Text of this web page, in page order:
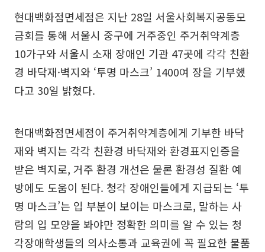
현대백화점면세점은 지난 28일 서울사회복지공동모
금회를 통해 서울시 중구에 거주중인 주거취약계층
10가구와 서울시 소재 장애인 기관 47곳에 각각 친환
경 바닥재·벽지와 ‘투명 마스크’ 1400여 장을 기부했
다고 30일 밝혔다.
현대백화점면세점이 주거취약계층에게 기부한 바닥
재와 벽지는 각각 친환경 바닥재와 환경표지인증을
받은 벽지로, 거주 환경 개선은 물론 환경성 질환 예
방에도 도움이 된다. 청각 장애인들에게 지급되는 ‘투
명 마스크’는 입 부분이 보이는 마스크로, 말하는 사
람의 입 모양을 봐야만 정확한 의미를 알 수 있는 청
각장애학생들의 의사소통과 교육권에 꼭 필요한 물품